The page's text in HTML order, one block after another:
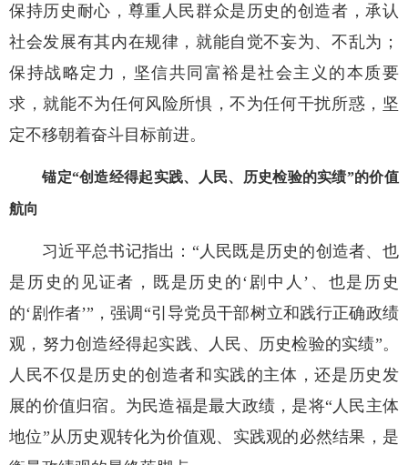
保持历史耐心，尊重人民群众是历史的创造者，承认
社会发展有其内在规律，就能自觉不妄为、不乱为；
保持战略定力，坚信共同富裕是社会主义的本质要
求，就能不为任何风险所惧，不为任何干扰所惑，坚
定不移朝着奋斗目标前进。
锚定“创造经得起实践、人民、历史检验的实绩”的价值
航向
习近平总书记指出：“人民既是历史的创造者、也
是历史的见证者，既是历史的‘剧中人’、也是历史
的‘剧作者’”，强调“引导党员干部树立和践行正确政绩
观，努力创造经得起实践、人民、历史检验的实绩”。
人民不仅是历史的创造者和实践的主体，还是历史发
展的价值归宿。为民造福是最大政绩，是将“人民主体
地位”从历史观转化为价值观、实践观的必然结果，是